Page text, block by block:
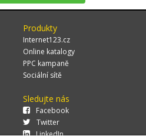
Produkty
Internet123.cz
Online katalogy
PPC kampaně
Sociální sítě
Sledujte nás
Facebook
Twitter
LinkedIn